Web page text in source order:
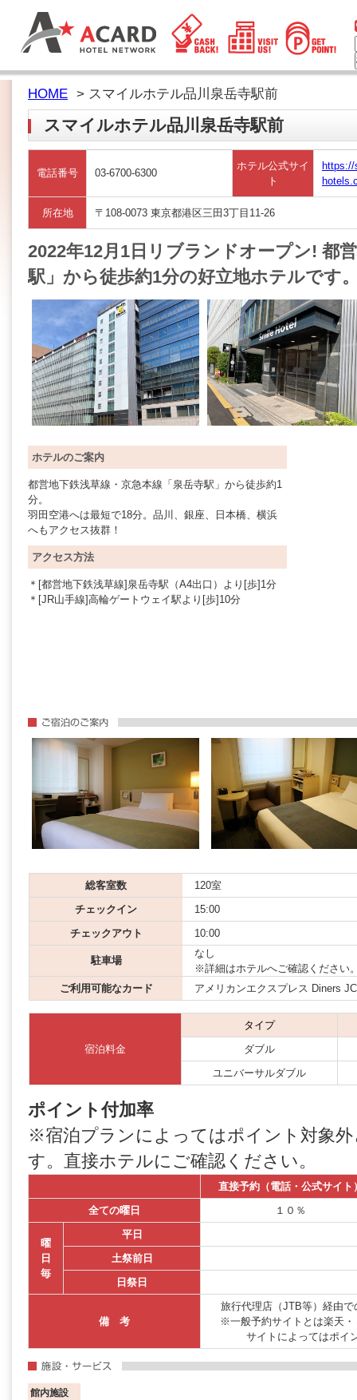
HOME > スマイルホテル品川泉岳寺駅前
スマイルホテル品川泉岳寺駅前
電話番号 03-6700-6300
ホテル公式サイ
ト
所在地 〒108-0073 東京都港区三田3丁目11-26
2022年12月1日リブランドオープン! 都
駅」から徒歩約1分の好立地ホテルです
ホテルのご案内
都営地下鉄浅草線・京急本線「泉岳寺駅」から徒歩約1
分。
羽田空港へは最短で18分。品川、銀座、日本橋、横浜
へもアクセス抜群！
アクセス方法
＊[都営地下鉄浅草線]泉岳寺駅（A4出口）より[歩]1分
＊[JR山手線]高輪ゲートウェイ駅より[歩]10分
総客室数
120室
チェックイン
15:00
チェックアウト
10:00
駐車場
なし
※詳細はホテルへご確認ください
ご利用可能なカード
アメリカンエクスプレス Diners
宿泊料金
タイプ
ダブル
ユニバーサルダブル
ポイント付加率
※宿泊プランによってはポイント対象
す。直接ホテルにご確認ください。
直接予約（電話・公式サイト
全ての曜日
１０％
曜
日
毎
平日
土祭前日
日祭日
備 考
旅行代理店（JTB等）経由
※一般予約サイトとは楽天
サイトによってはポイ
館内施設